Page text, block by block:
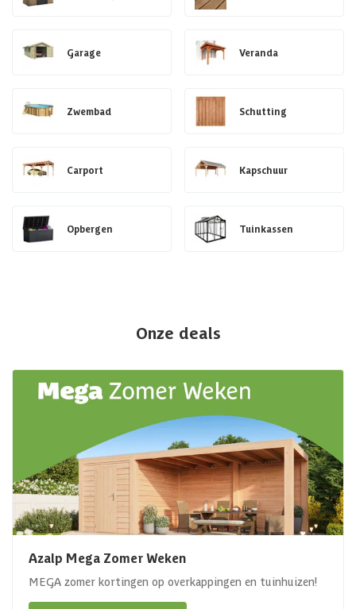
Garage Veranda
Zwembad Schutting
Carport Kapschuur
Opbergen Tuinkassen
Onze deals
Azalp Mega Zomer Weken
MEGA zomer kortingen op overkappingen en tuinhuizen!